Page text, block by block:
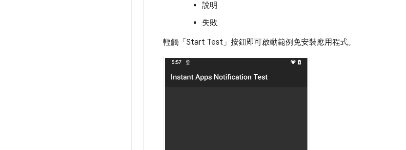
說明
失敗
輕觸「Start Test」 按鈕即可啟動範例免安裝應用程式。